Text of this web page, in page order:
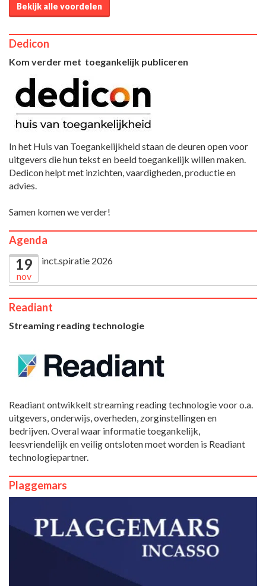
Bekijk alle voordelen
Dedicon
Kom verder met toegankelijk publiceren
In het Huis van Toegankelijkheid staan de deuren open voor
uitgevers die hun tekst en beeld toegankelijk willen maken.
Dedicon helpt met inzichten, vaardigheden, productie en
advies.
Samen komen we verder!
Agenda
19
nov
inct.spiratie 2026
Readiant
Streaming reading technologie
Readiant ontwikkelt streaming reading technologie voor o.a.
uitgevers, onderwijs, overheden, zorginstellingen en
bedrijven. Overal waar informatie toegankelijk,
leesvriendelijk en veilig ontsloten moet worden is Readiant
technologiepartner.
Plaggemars